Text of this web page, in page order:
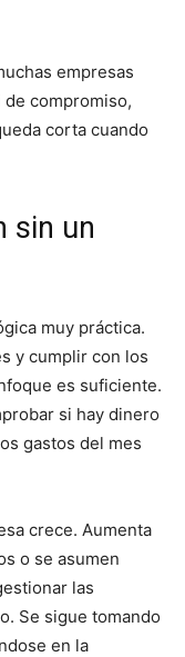
empresas
compromiso,
corta cuando
sin un
muy práctica.
y cumplir con los
es suficiente.
si hay dinero
gastos del mes
crece. Aumenta
o se asumen
las
Se sigue tomando
en la